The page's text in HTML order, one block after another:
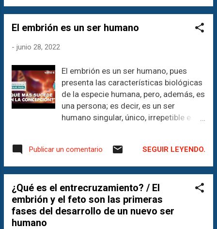
marca!
_____________________________
el que después se convertirá en bebé,
en niño, en joven, en adulto y en
_________________________
¡Descubre el poder de la comunicación
con nosotros! FomArte Teatro-
Comunicación & Business Como
comunicólogos, somos tus aliados
comunicación de tu empresa o
emprendimiento, tanto en el ámbito
cultural como en el comercial. Haz
descubre cómo podemos llevar la
comunicación de manera creativa,
objetiva y original. ¡Estamos listos para
El embrión es un ser humano
- junio 28, 2022
El embrión es un ser humano, pues
presenta las características biológicas
de la especie humana, pero, además, es
una persona; es decir, es un ser
humano singular, único, irrepetible e
que el ser humano sea considerado
persona. Históricamente, la negación
de la condición de persona a ciertos
seres humanos se ha utilizado como
excusa para las más terribles acciones.
_____________________________
Publicar un comentario SEGUIR LEYENDO.
¿Qué es el entrecruzamiento? / El
embrión y el feto son las primeras
fases del desarrollo de un nuevo ser
humano